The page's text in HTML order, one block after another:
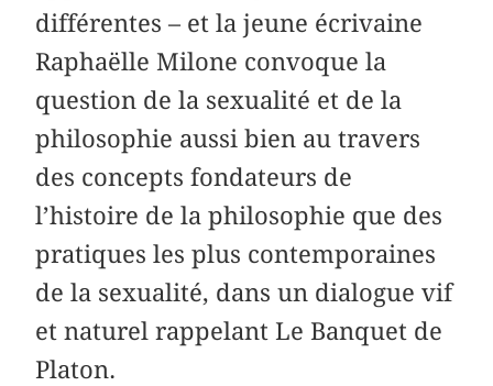
différentes – et la jeune écrivaine
Raphaëlle Milone convoque la
question de la sexualité et de la
philosophie aussi bien au travers
des concepts fondateurs de
l’histoire de la philosophie que des
pratiques les plus contemporaines
de la sexualité, dans un dialogue vif
et naturel rappelant Le Banquet de
Platon.